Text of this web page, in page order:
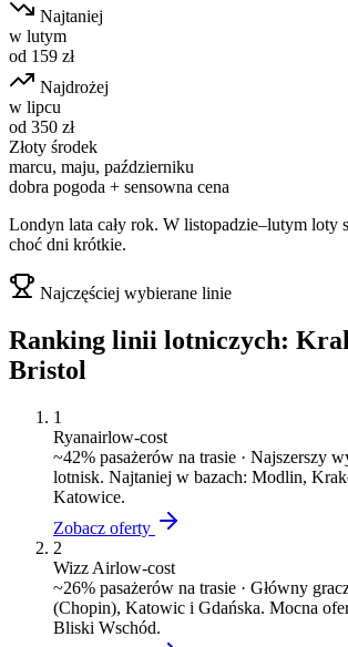
Najtaniej
w lutym
od 159 zł
Najdrożej
w lipcu
od 350 zł
Złoty środek
marcu, maju, październiku
dobra pogoda + sensowna cena
Londyn lata cały rok. W listopadzie–lutym loty
choć dni krótkie.
Najczęściej wybierane linie
Ranking linii lotniczych:
Bristol
1
Ryanairlow-cost
~42% pasażerów na trasie · Najszerszy
lotnisk. Najtaniej w bazach: Modlin,
Katowice.
Zobacz oferty
2
Wizz Airlow-cost
~26% pasażerów na trasie · Główny
(Chopin), Katowic i Gdańska. Mocna
Bliski Wschód.